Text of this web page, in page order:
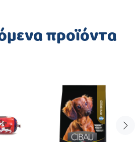
προϊόντα